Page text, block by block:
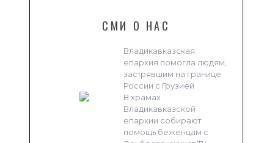
СМИ О НАС
Владикавказская
епархия помогла людям,
застрявшим на границе
России с Грузией
В храмах
Владикавказской
епархии собирают
помощь беженцам с